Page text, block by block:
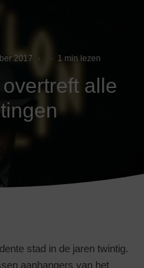
2017 · · 1 min lezen
alle
stad in de jaren twintig.
aanhangers van het